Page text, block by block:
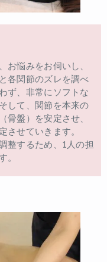
お悩みをお伺いし、
各関節のズレを調べ
ず、非常にソフトな
して、関節を本来の
骨盤）を安定させ、
させていきます。
整するため、1人の担
。